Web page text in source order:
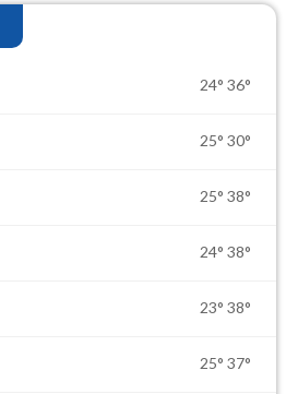
24° 36°
25° 30°
25° 38°
24° 38°
23° 38°
25° 37°